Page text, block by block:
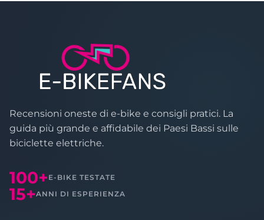
Recensioni oneste di e-bike e consigli pratici. La
guida più grande e affidabile dei Paesi Bassi sulle
biciclette elettriche.
100+ E-BIKE TESTATE
15+ANNI DI ESPERIENZA